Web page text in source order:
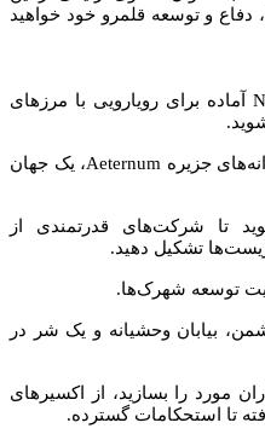
و توسعه قلمرو خود خواهید
با نسخه New World Deluxe Edition آماده برای رویارویی با مرزهای
در حین حرکت در بیابان و ویرانه‌های جزیره Aeternum، یک جهان
تا شرکت‌های قدرتمندی از
تشکیل دهید.
توسعه شهرک‌ها.
بیابان وحشیانه و یک شر در
مورد را بسازید، از اکسیرهای
تا استحکامات گسترده.